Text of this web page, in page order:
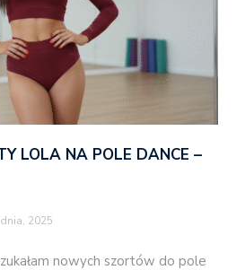
LOLA NA POLE DANCE –
2025
nowych szortów do pole